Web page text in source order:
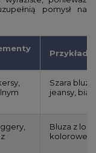
pomysł na
Szara
jeansy,
Bluza z
kolorowe